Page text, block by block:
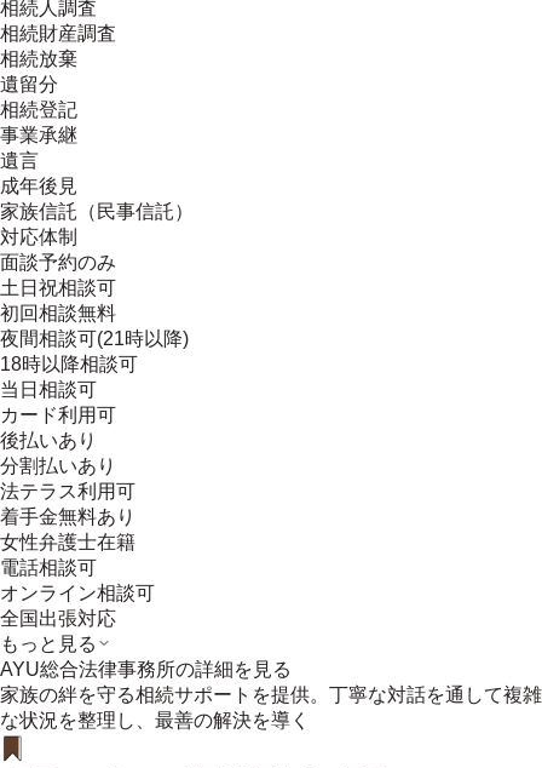
相続人調査
相続財産調査
相続放棄
遺留分
相続登記
事業承継
遺言
成年後見
家族信託（民事信託）
対応体制
面談予約のみ
土日祝相談可
初回相談無料
夜間相談可(21時以降)
18時以降相談可
当日相談可
カード利用可
後払いあり
分割払いあり
法テラス利用可
着手金無料あり
女性弁護士在籍
電話相談可
オンライン相談可
全国出張対応
もっと見る
AYU総合法律事務所の詳細を見る
家族の絆を守る相続サポートを提供。丁寧な対話を通して複雑
な状況を整理し、最善の解決を導く